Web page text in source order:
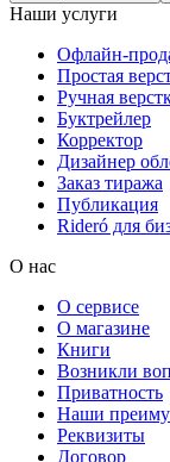
Наши услуги
Офлайн-
Простая
Ручная
Буктрейлер
Корректор
Дизайнер
Заказ тиража
Публикация
Rideró для
О нас
О сервисе
О магазине
Книги
Возникли
Приватность
Наши
Реквизиты
Договор